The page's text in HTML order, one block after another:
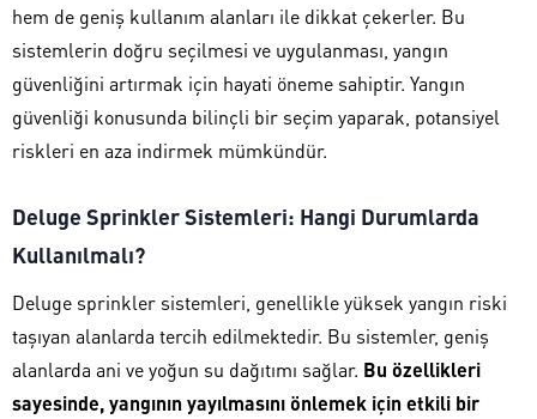
hem de geniş kullanım alanları ile dikkat çekerler. Bu
sistemlerin doğru seçilmesi ve uygulanması, yangın
güvenliğini artırmak için hayati öneme sahiptir. Yangın
güvenliği konusunda bilinçli bir seçim yaparak, potansiyel
riskleri en aza indirmek mümkündür.
Deluge Sprinkler Sistemleri: Hangi Durumlarda
Kullanılmalı?
Deluge sprinkler sistemleri, genellikle yüksek yangın riski
taşıyan alanlarda tercih edilmektedir. Bu sistemler, geniş
alanlarda ani ve yoğun su dağıtımı sağlar. Bu özellikleri
sayesinde, yangının yayılmasını önlemek için etkili bir